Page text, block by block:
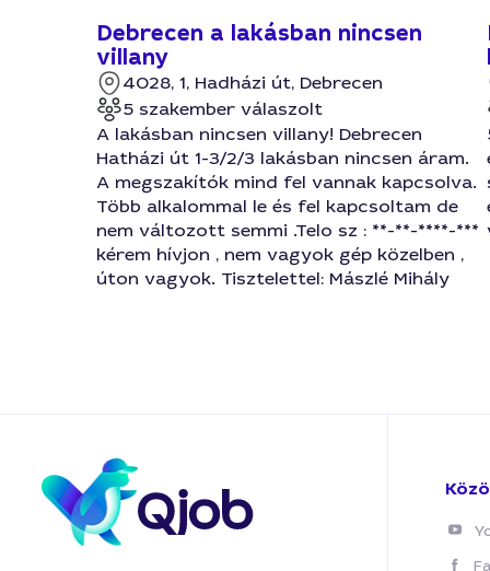
Debrecen a lakásban nincsen
villany
4028, 1, Hadházi út, Debrecen
5 szakember válaszolt
A lakásban nincsen villany! Debrecen
Hatházi út 1-3/2/3 lakásban nincsen áram.
A megszakítók mind fel vannak kapcsolva.
Több alkalommal le és fel kapcsoltam de
nem változott semmi .Telo sz : **-**-****-***
kérem hívjon , nem vagyok gép közelben ,
úton vagyok. Tisztelettel: Mászlé Mihály